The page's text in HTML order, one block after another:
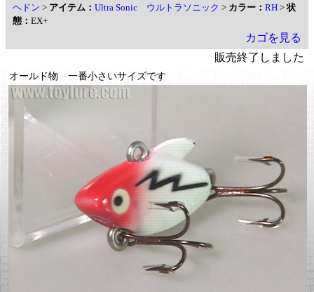
ヘドン > アイテム： Ultra Sonic ウルトラソニック > カラー： RH >状
態： EX+
カゴを見る
販売終了しました
オールド物 一番小さいサイズです